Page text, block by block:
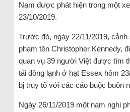
Nam được phát hiện trong một
23/10/2019.
Trước đó, ngày 22/11/2019, cảnh
phạm tên Christopher Kennedy,
quan vụ 39 người Việt được tìm
tải đông lạnh ở hạt Essex hôm
bị truy tố với các cáo buộc buôn
Ngày 26/11/2019 một nam nghi